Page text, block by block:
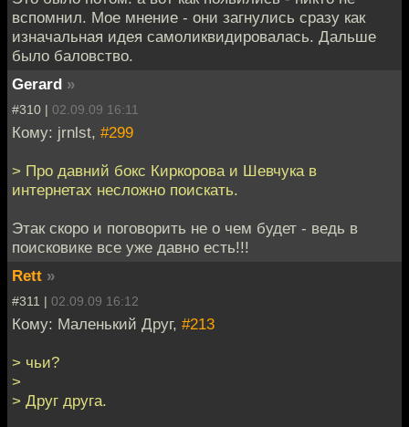
вспомнил. Мое мнение - они загнулись сразу как
изначальная идея самоликвидировалась. Дальше
было баловство.
Gerard »
#310 | 02.09.09 16:11
Кому: jrnlst, #299
> Про давний бокс Киркорова и Шевчука в
интернетах несложно поискать.
Этак скоро и поговорить не о чем будет - ведь в
поисковике все уже давно есть!!!
Rett »
#311 | 02.09.09 16:12
Кому: Маленький Друг, #213
> чьи?
>
> Друг друга.